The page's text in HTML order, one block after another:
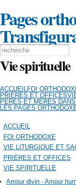
Pages
Formulaire de
Search this site
Vie spirituelle
ACCUEILFOI
PRIÈRES ET OFFICES
PÈRES ET MÈRES DANS
LES PAGES
ACCUEIL
FOI ORTHODOXE
VIE LITURGIQUE ET
PRIÈRES ET OFFICES
VIE SPIRITUELLE
Amour divin - Amour